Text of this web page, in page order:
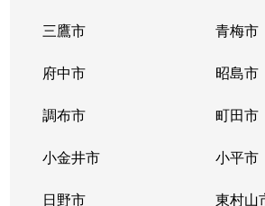
三鷹市 青梅市
府中市 昭島市
調布市 町田市
小金井市 小平市
日野市 東村山